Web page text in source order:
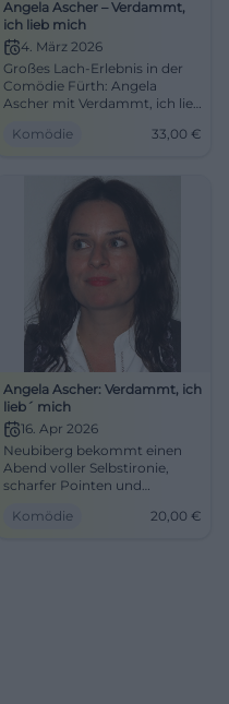
Angela Ascher – Verdammt,
ich lieb mich
4. März 2026
Großes Lach-Erlebnis in der
Comödie Fürth: Angela
Ascher mit Verdammt, ich lieb
VVK 33 €. Präzises Timing,
Comedy-Atmosphäre – jetzt
Tickets sichern.
#FürthComedy
Komödie 33,00 €
Angela Ascher: Verdammt, ich
lieb´ mich
16. Apr 2026
Neubiberg bekommt einen
Abend voller Selbstironie,
scharfer Pointen und
Angela Ascher spielt live mit
Komödie 20,00 €